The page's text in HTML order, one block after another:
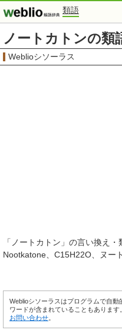
類語
ノートカトンの類
Weblioシソーラス
「 ノートカトン 」の言い換え・
Nootkatone
C15H22O ヌー
Weblioシソーラスはプログラムで自
ワードが含まれていることもあります
お問い合わせ